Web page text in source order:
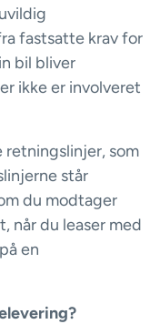
fastsatte krav for
bil bliver
ikke er involveret
som
står
du modtager
når du leaser med
en